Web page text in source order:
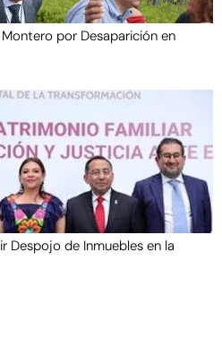
por Desaparición en
Despojo de Inmuebles en la